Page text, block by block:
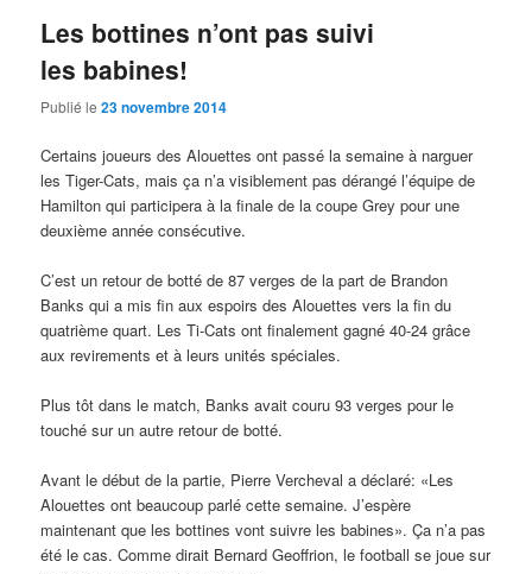
Les bottines n’ont pas suivi
les babines!
Publié le23 novembre 2014
Certains joueurs des Alouettes ont passé la semaine à narguer
les Tiger-Cats, mais ça n’a visiblement pas dérangé l’équipe de
Hamilton qui participera à la finale de la coupe Grey pour une
deuxième année consécutive.
C’est un retour de botté de 87 verges de la part de Brandon
Banks qui a mis fin aux espoirs des Alouettes vers la fin du
quatrième quart. Les Ti-Cats ont finalement gagné 40-24 grâce
aux revirements et à leurs unités spéciales.
Plus tôt dans le match, Banks avait couru 93 verges pour le
touché sur un autre retour de botté.
Avant le début de la partie, Pierre Vercheval a déclaré: «Les
Alouettes ont beaucoup parlé cette semaine. J’espère
maintenant que les bottines vont suivre les babines». Ça n’a pas
été le cas. Comme dirait Bernard Geoffrion, le football se joue sur